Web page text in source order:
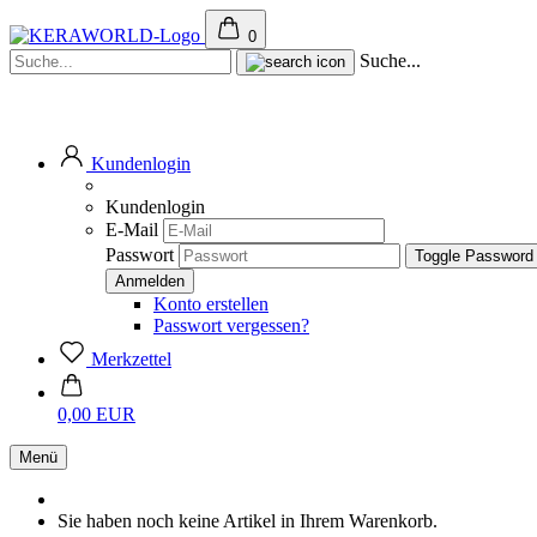
0
Suche...
Kundenlogin
Kundenlogin
E-Mail
Passwort
Toggle
Konto erstellen
Passwort vergessen?
Merkzettel
0,00 EUR
Menü
Sie haben noch keine Artikel in Ihrem Warenkorb.